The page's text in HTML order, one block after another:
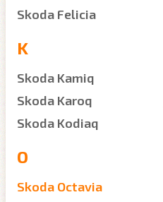
Skoda Felicia
K
Skoda Kamiq
Skoda Karoq
Skoda Kodiaq
O
Skoda Octavia